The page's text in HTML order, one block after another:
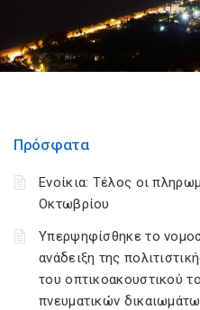
Πρόσφατα
Ενοίκια: Τέλος οι
Οκτωβρίου
Υπερψηφίσθηκε το
ανάδειξη της
του οπτικοακουστικού
πνευματικών